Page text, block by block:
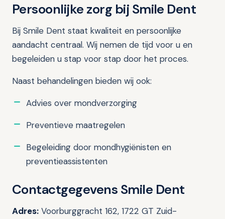
Persoonlijke zorg bij Smile Dent
Bij Smile Dent staat kwaliteit en persoonlijke
aandacht centraal. Wij nemen de tijd voor u en
begeleiden u stap voor stap door het proces.
Naast behandelingen bieden wij ook:
Advies over mondverzorging
Preventieve maatregelen
Begeleiding door mondhygiënisten en
preventieassistenten
Contactgegevens Smile Dent
Adres: Voorburggracht 162, 1722 GT Zuid-